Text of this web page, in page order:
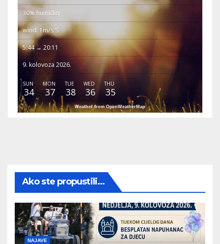
30% humidity
wind: 1m/s S
5:44 → 20:11
9. kolovoza 2026.
SUN
34
MON
37
TUE
38
WED
36
THU
35
Weather from OpenWeatherMap
Ako ste propustili...
NAJAVE